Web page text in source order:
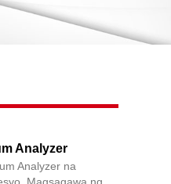
Analyzer
Analyzer na